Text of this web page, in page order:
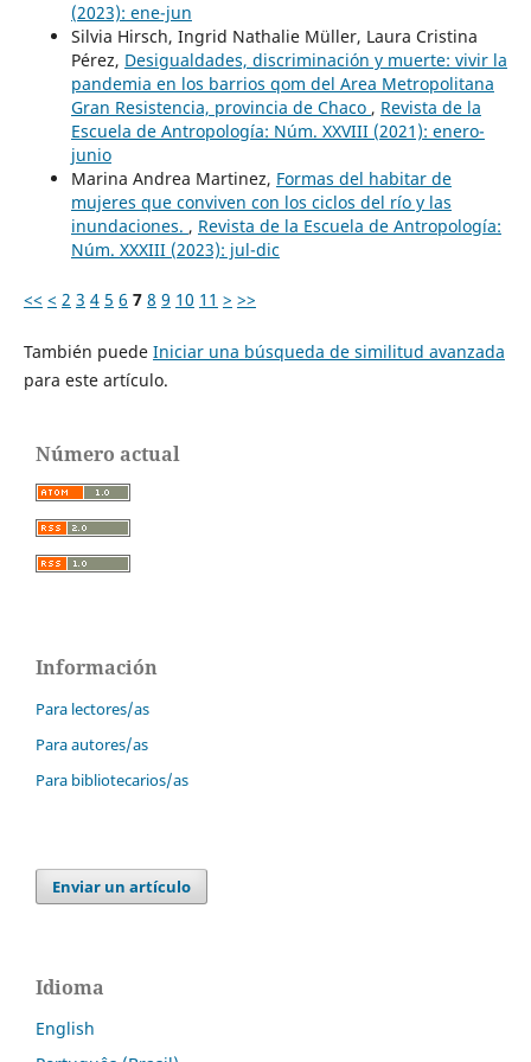
(2023): ene-jun
Silvia Hirsch, Ingrid Nathalie Müller, Laura Cristina
Pérez, Desigualdades, discriminación y muerte: vivir la
pandemia en los barrios qom del Area Metropolitana
Gran Resistencia, provincia de Chaco , Revista de la
Escuela de Antropología: Núm. XXVIII (2021): enero-
junio
Marina Andrea Martinez, Formas del habitar de
mujeres que conviven con los ciclos del río y las
inundaciones. , Revista de la Escuela de Antropología:
Núm. XXXIII (2023): jul-dic
<< < 2 3 4 5 6 7 8 9 10 11 > >>
También puede Iniciar una búsqueda de similitud avanzada
para este artículo.
Número actual
Información
Para lectores/as
Para autores/as
Para bibliotecarios/as
Enviar un artículo
Idioma
English